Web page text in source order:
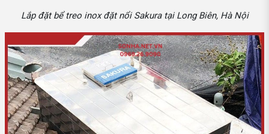
Lắp đặt bể treo inox đặt nổi Sakura tại Long Biên, Hà Nội